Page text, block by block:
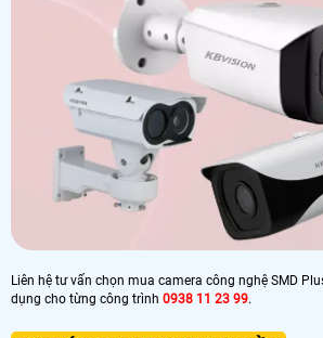
Liên hệ tư vấn chọn mua camera công nghệ SMD
dụng cho từng công trình 0938 11 23 99.